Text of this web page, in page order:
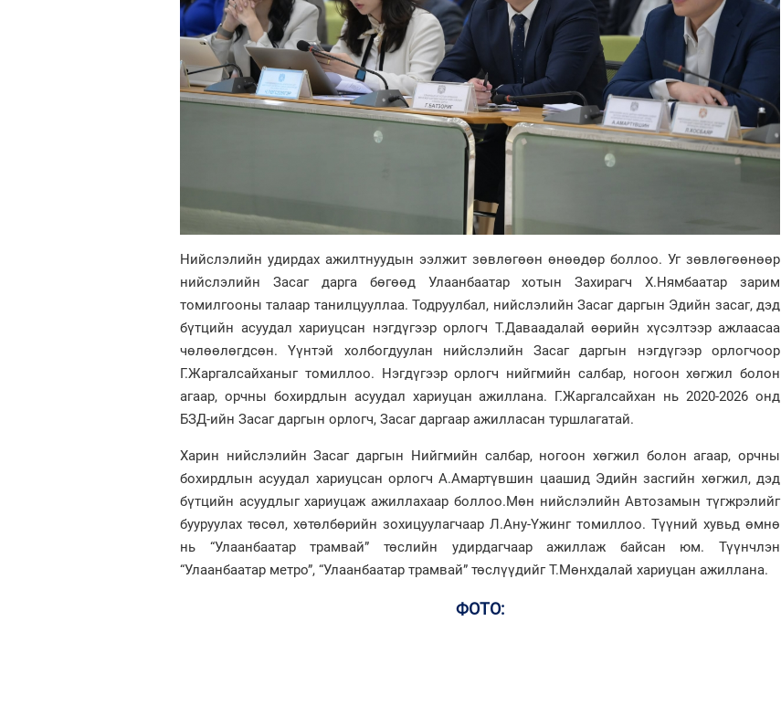
Нийслэлийн удирдах ажилтнуудын ээлжит зөвлөгөөн өнөөдөр боллоо. Уг зөвлөгөөнөөр
нийслэлийн Засаг дарга бөгөөд Улаанбаатар хотын Захирагч Х.Нямбаатар зарим
томилгооны талаар танилцууллаа. Тодруулбал, нийслэлийн Засаг даргын Эдийн засаг, дэд
бүтцийн асуудал хариуцсан нэгдүгээр орлогч Т.Даваадалай өөрийн хүсэлтээр ажлаасаа
чөлөөлөгдсөн. Үүнтэй холбогдуулан нийслэлийн Засаг даргын нэгдүгээр орлогчоор
Г.Жаргалсайханыг томиллоо. Нэгдүгээр орлогч нийгмийн салбар, ногоон хөгжил болон
агаар, орчны бохирдлын асуудал хариуцан ажиллана. Г.Жаргалсайхан нь 2020-2026 онд
БЗД-ийн Засаг даргын орлогч, Засаг даргаар ажилласан туршлагатай.
Харин нийслэлийн Засаг даргын Нийгмийн салбар, ногоон хөгжил болон агаар, орчны
бохирдлын асуудал хариуцсан орлогч А.Амартүвшин цаашид Эдийн засгийн хөгжил, дэд
бүтцийн асуудлыг хариуцаж ажиллахаар боллоо.Мөн нийслэлийн Автозамын түгжрэлийг
бууруулах төсөл, хөтөлбөрийн зохицуулагчаар Л.Ану-Үжинг томиллоо. Түүний хувьд өмнө
нь “Улаанбаатар трамвай” төслийн удирдагчаар ажиллаж байсан юм. Түүнчлэн
“Улаанбаатар метро”, “Улаанбаатар трамвай” төслүүдийг Т.Мөнхдалай хариуцан ажиллана.
ФОТО: